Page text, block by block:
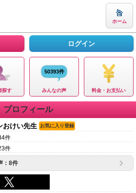
ホーム
ログイン
探す
50393件
みんなの声 料金・お支払い
プロフィール
おけい先生 お気に入り登録
件
件
：8件